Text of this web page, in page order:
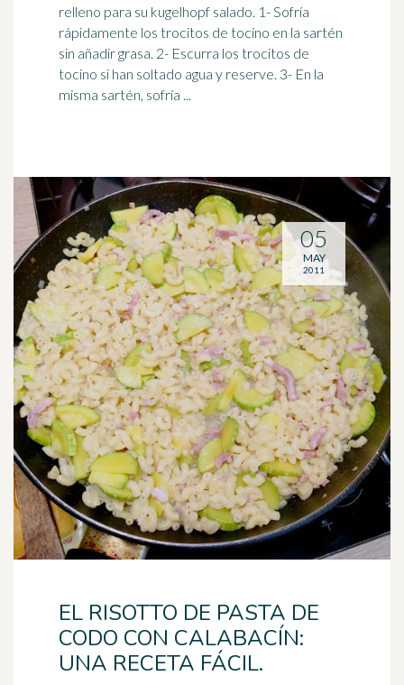
relleno para su kugelhopf salado. 1- Sofría
rápidamente los trocitos de tocino en la sartén
sin añadir grasa. 2- Escurra los trocitos de
tocino si han soltado agua y reserve. 3- En la
misma sartén, sofría ...
EL RISOTTO DE PASTA DE
CODO CON CALABACÍN:
UNA RECETA FÁCIL.
05
MAY
2011